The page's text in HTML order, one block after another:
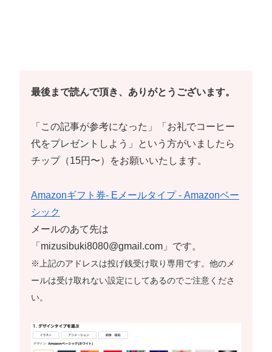
最後まで読んで頂き、ありがとうございます。
「この記事が参考になった」「お礼でコーヒー
代をプレゼントしよう」という方がいましたら
チップ（15円〜）をお願いいたします。
Amazonギフト券- Eメールタイプ - Amazonベー
シック
メールのあて先は
「mizusibuki8080@gmail.com」です。
※上記のアドレスは投げ銭受け取り専用です。他のメ
ールは受け取れない設定にしてあるのでご注意くださ
い。